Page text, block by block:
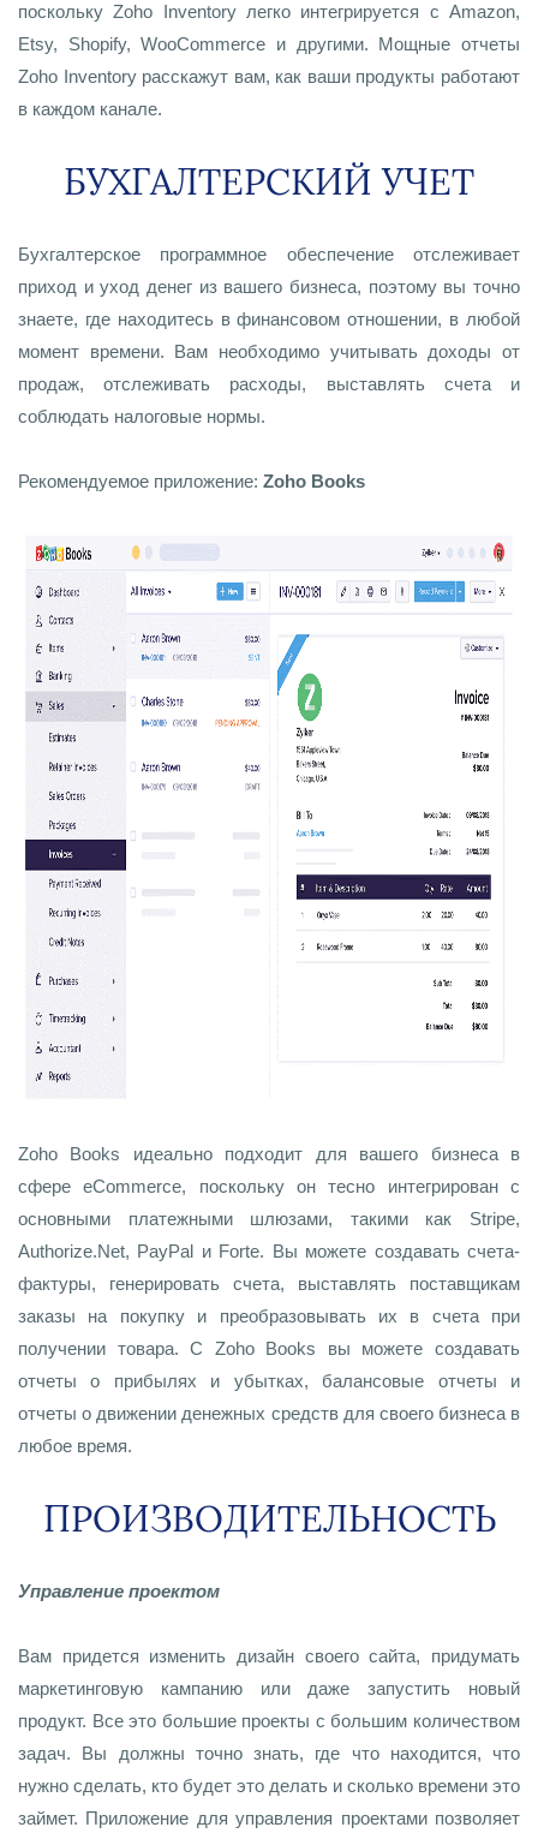
поскольку Zoho Inventory легко интегрируется с Amazon,
Etsy, Shopify, WooCommerce и другими. Мощные отчеты
Zoho Inventory расскажут вам, как ваши продукты работают
в каждом канале.
БУХГАЛТЕРСКИЙ УЧЕТ
Бухгалтерское программное обеспечение отслеживает
приход и уход денег из вашего бизнеса, поэтому вы точно
знаете, где находитесь в финансовом отношении, в любой
момент времени. Вам необходимо учитывать доходы от
продаж, отслеживать расходы, выставлять счета и
соблюдать налоговые нормы.
Рекомендуемое приложение: Zoho Books
Zoho Books идеально подходит для вашего бизнеса в
сфере eCommerce, поскольку он тесно интегрирован с
основными платежными шлюзами, такими как Stripe,
Authorize.Net, PayPal и Forte. Вы можете создавать счета-
фактуры, генерировать счета, выставлять поставщикам
заказы на покупку и преобразовывать их в счета при
получении товара. С Zoho Books вы можете создавать
отчеты о прибылях и убытках, балансовые отчеты и
отчеты о движении денежных средств для своего бизнеса в
любое время.
ПРОИЗВОДИТЕЛЬНОСТЬ
Управление проектом
Вам придется изменить дизайн своего сайта, придумать
маркетинговую кампанию или даже запустить новый
продукт. Все это большие проекты с большим количеством
задач. Вы должны точно знать, где что находится, что
нужно сделать, кто будет это делать и сколько времени это
займет. Приложение для управления проектами позволяет